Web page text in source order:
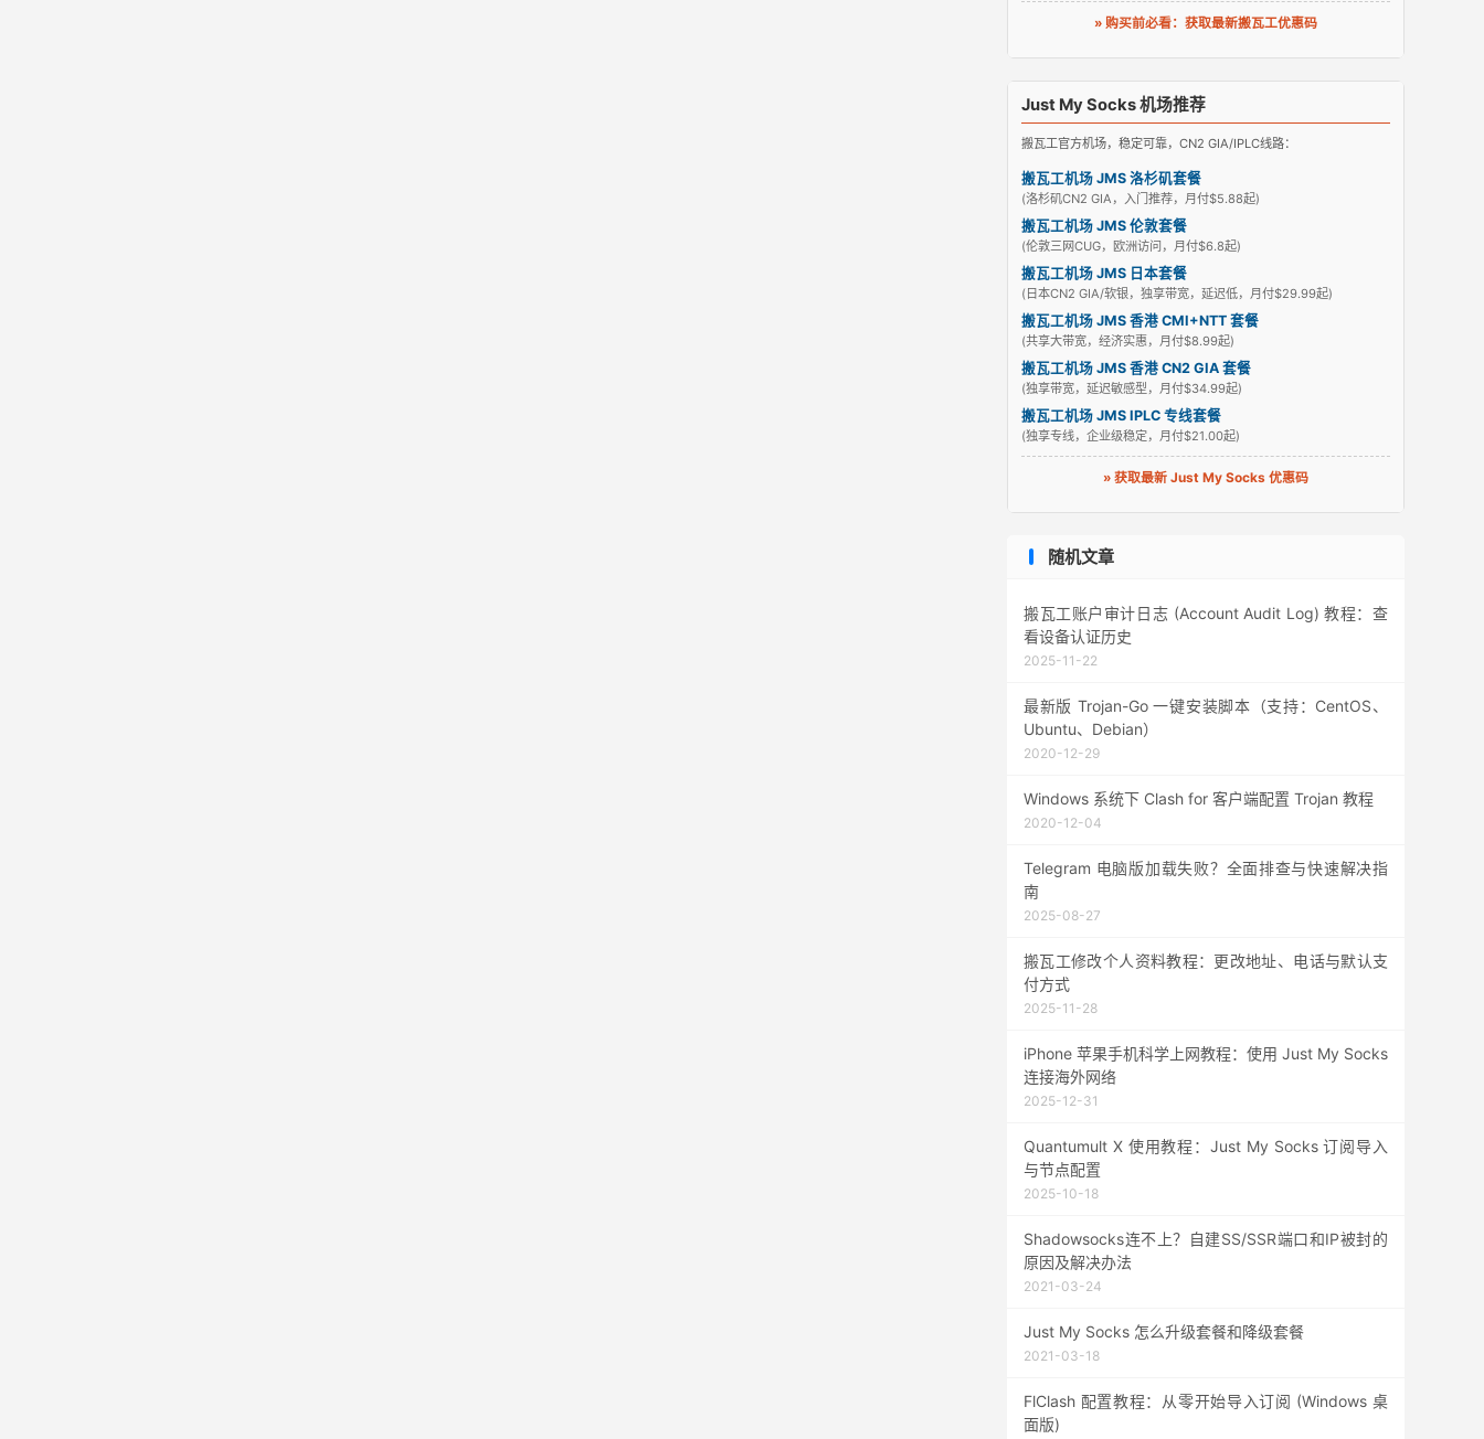
» 购买前必看：获取最新搬瓦工优惠码
Just My Socks 机场推荐
搬瓦工官方机场，稳定可靠，CN2 GIA/IPLC线路：
搬瓦工机场 JMS 洛杉矶套餐
(洛杉矶CN2 GIA，入门推荐，月付$5.88起)
搬瓦工机场 JMS 伦敦套餐
(伦敦三网CUG，欧洲访问，月付$6.8起)
搬瓦工机场 JMS 日本套餐
(日本CN2 GIA/软银，独享带宽，延迟低，月付$29.99起)
搬瓦工机场 JMS 香港 CMI+NTT 套餐
(共享大带宽，经济实惠，月付$8.99起)
搬瓦工机场 JMS 香港 CN2 GIA 套餐
(独享带宽，延迟敏感型，月付$34.99起)
搬瓦工机场 JMS IPLC 专线套餐
(独享专线，企业级稳定，月付$21.00起)
» 获取最新 Just My Socks 优惠码
随机文章
搬瓦工账户审计日志 (Account Audit Log) 教程：查
看设备认证历史
2025-11-22
最新版 Trojan-Go 一键安装脚本（支持：CentOS、
Ubuntu、Debian）
2020-12-29
Windows 系统下 Clash for 客户端配置 Trojan 教程
2020-12-04
Telegram 电脑版加载失败？全面排查与快速解决指
南
2025-08-27
搬瓦工修改个人资料教程：更改地址、电话与默认支
付方式
2025-11-28
iPhone 苹果手机科学上网教程：使用 Just My Socks
连接海外网络
2025-12-31
Quantumult X 使用教程：Just My Socks 订阅导入
与节点配置
2025-10-18
Shadowsocks连不上？自建SS/SSR端口和IP被封的
原因及解决办法
2021-03-24
Just My Socks 怎么升级套餐和降级套餐
2021-03-18
FlClash 配置教程：从零开始导入订阅 (Windows 桌
面版)